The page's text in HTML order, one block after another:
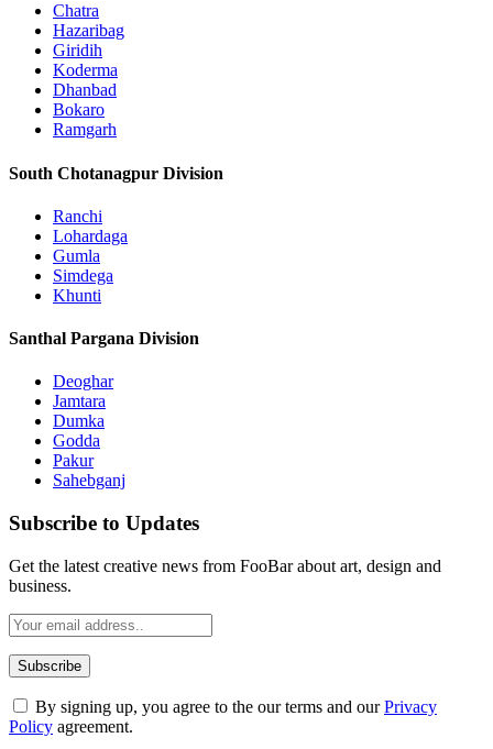
Chatra
Hazaribag
Giridih
Koderma
Dhanbad
Bokaro
Ramgarh
South Chotanagpur Division
Ranchi
Lohardaga
Gumla
Simdega
Khunti
Santhal Pargana Division
Deoghar
Jamtara
Dumka
Godda
Pakur
Sahebganj
Subscribe to Updates
Get the latest creative news from FooBar about art, design and
business.
By signing up, you agree to the our terms and ourPrivacy
Policy agreement.